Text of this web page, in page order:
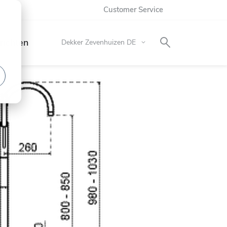
Customer Service
Store
Dekker Zevenhuizen DE